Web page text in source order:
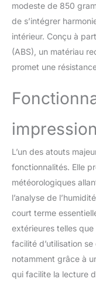
modeste de 850
de s’intégrer
intérieur. Conçu à
(ABS), un matériau
promet une
L’un des atouts
fonctionnalités. Elle
météorologiques
l’analyse de
court terme
extérieures telles que
facilité d’utilisation
notamment grâce à
qui facilite la lecture